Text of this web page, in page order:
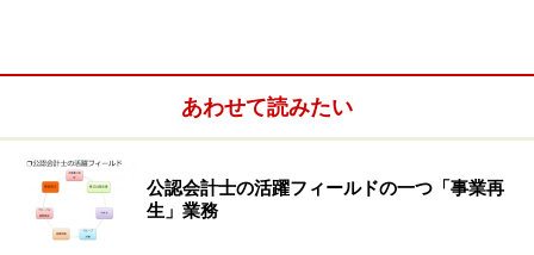
「経済学」、「民法」、「統計学」のうち1科目）で
※論文式試験は、短答式試験に合格した者が毎年8月下
旬、3日間に渡り受験します。（短答式試験合格者は、
翌年及び翌々年の2年間、短答式試験の免除を受けるこ
とができ、短答式試験の合格後に行われる論文式試験に
あわせて読みたい
公認会計士の活躍フィールドの一つ「事業再
生」業務